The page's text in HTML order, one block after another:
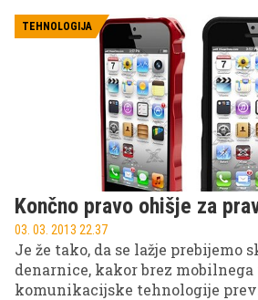
komaj 20-letno dekle. In razlog?
TEHNOLOGIJA
Končno pravo ohišje za
03. 03. 2013 22.37
Je že tako, da se lažje prebijemo
denarnice, kakor brez
komunikacijske tehnologije